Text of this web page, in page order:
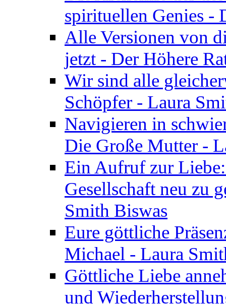
spirituellen Genies -
Alle Versionen von
jetzt - Der Höhere
Wir sind alle
Schöpfer - Laura
Navigieren in
Die Große Mutter -
Ein Aufruf zur
Gesellschaft neu zu
Smith Biswas
Eure göttliche
Michael - Laura
Göttliche Liebe
und